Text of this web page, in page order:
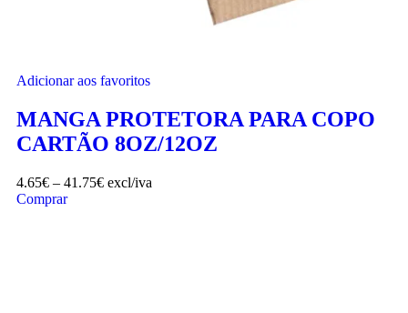
Adicionar aos favoritos
MANGA PROTETORA PARA COPO
CARTÃO 8OZ/12OZ
4.65€ – 41.75€ excl/iva
Comprar